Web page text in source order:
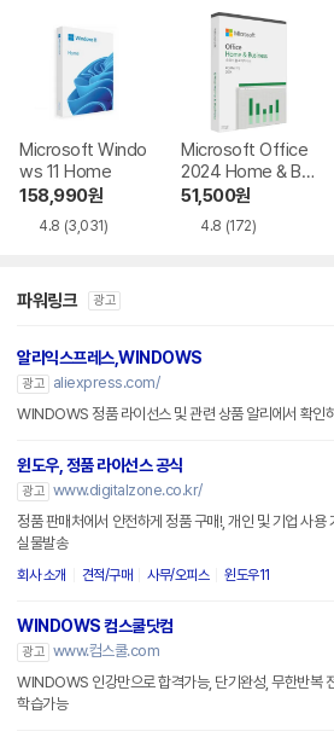
Microsoft Windo
ws 11 Home
158,990원
4.8 (3,031)
Microsoft Office
2024 Home & Bu
siness
51,500원
4.8 (172)
파워링크 광고
알리익스프레스,WINDOWS
광고
aliexpress.com/
WINDOWS 정품 라이선스 및 관련 상품 알리에서 확인
윈도우, 정품 라이선스 공식
광고 www.digitalzone.co.kr/
정품 판매처에서 안전하게 정품 구매!, 개인 및 기업 사용
실물발송
회사 소개 견적/구매 사무/오피스 윈도우11
WINDOWS 컴스쿨닷컴
광고 www.컴스쿨.com
WINDOWS 인강만으로 합격가능, 단기완성, 무한반복
학습가능